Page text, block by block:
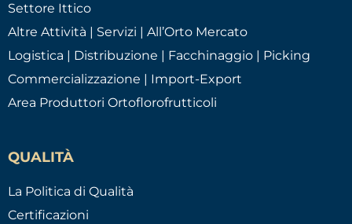
Settore Ittico
Altre Attività | Servizi | All’Orto Mercato
Logistica | Distribuzione | Facchinaggio | Picking
Commercializzazione | Import-Export
Area Produttori Ortoflorofrutticoli
QUALITÀ
La Politica di Qualità
Certificazioni